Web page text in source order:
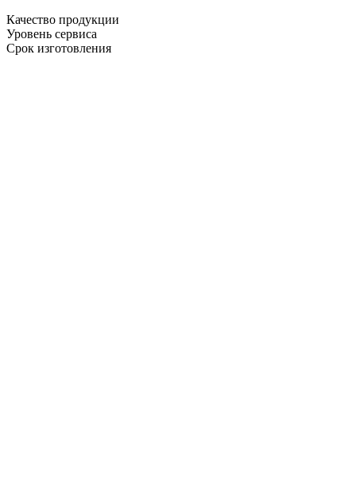
Качество продукции
Уровень сервиса
Срок изготовления